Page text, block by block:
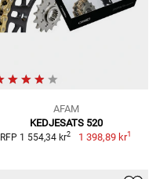
AFAM
KEDJESATS 520
RFP 1 554,34 kr2 1 398,89 kr1